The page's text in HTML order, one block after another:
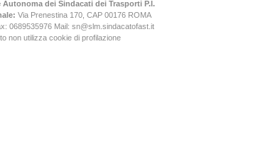
Autonoma dei Sindacati dei Trasporti P.I.
Via Prenestina 170, CAP 00176ROMA
0689535976 Mail: sn@slm.sindacatofast.it
non utilizza cookie di profilazione